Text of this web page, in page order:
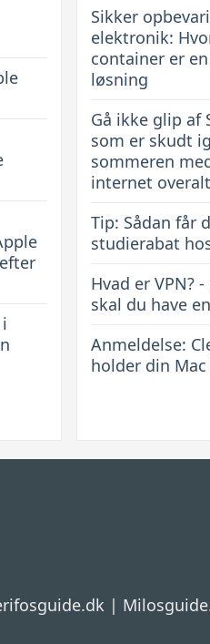
løsning
Sikker
elektronik:
container er
løsning
Gå ikke glip af
som er skudt
sommeren
internet overalt
Tip: Sådan får
studierabat
Hvad er VPN?
skal du have en
Anmeldelse:
holder din
|